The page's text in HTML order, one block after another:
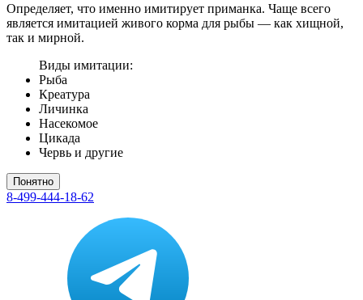
Определяет, что именно имитирует приманка. Чаще всего
является имитацией живого корма для рыбы — как хищной,
так и мирной.
Виды имитации:
Рыба
Креатура
Личинка
Насекомое
Цикада
Червь и другие
Понятно
8-499-444-18-62